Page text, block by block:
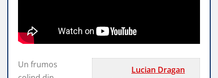
Lucian Dragan
Un frumos